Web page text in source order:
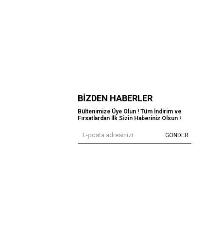
BIZDEN HABERLER
Bültenimize Üye Olun ! Tüm İndirim ve
Fırsatlardan İlk Sizin Haberiniz Olsun !
GÖNDER